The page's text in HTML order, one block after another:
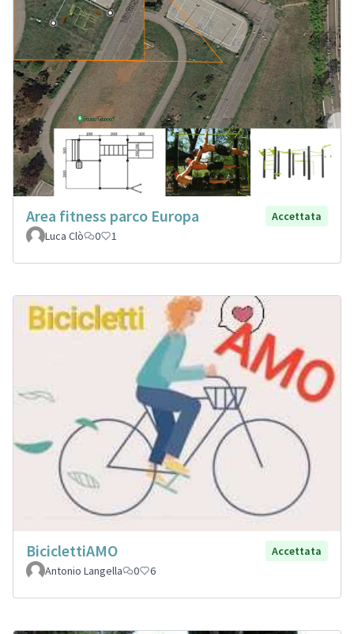
Area fitness parco Europa
Accettata
Luca Clò
0 1
BiciclettiAMO
Accettata
Antonio Langella
0 6